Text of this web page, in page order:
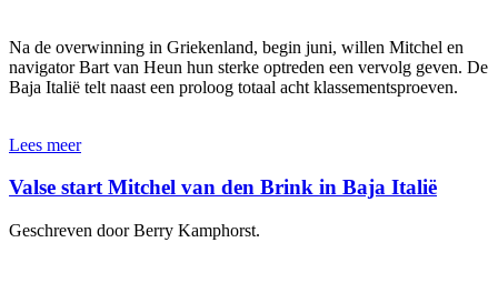
Na de overwinning in Griekenland, begin juni, willen Mitchel en
navigator Bart van Heun hun sterke optreden een vervolg geven. De
Baja Italië telt naast een proloog totaal acht klassementsproeven.
Lees meer
Valse start Mitchel van den Brink in Baja Italië
Geschreven door Berry Kamphorst.